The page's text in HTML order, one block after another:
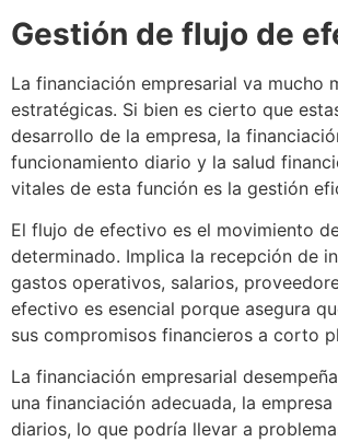
Gestión de flujo de
La financiación empresarial va mucho
estratégicas. Si bien es cierto que
desarrollo de la empresa, la
funcionamiento diario y la salud
vitales de esta función es la gestión
El flujo de efectivo es el movimiento
determinado. Implica la recepción de
gastos operativos, salarios,
efectivo es esencial porque asegura
sus compromisos financieros a corto
La financiación empresarial
una financiación adecuada, la
diarios, lo que podría llevar a